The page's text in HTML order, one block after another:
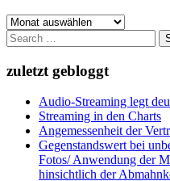
Archiv
Search
for:
zuletzt gebloggt
Audio-Streaming legt
Streaming in den Charts
Angemessenheit der
Gegenstandswert bei
Fotos/ Anwendung der
hinsichtlich der